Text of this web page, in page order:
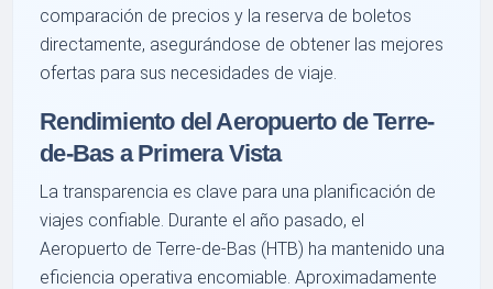
comparación de precios y la reserva de boletos
directamente, asegurándose de obtener las mejores
ofertas para sus necesidades de viaje.
Rendimiento del Aeropuerto de Terre-
de-Bas a Primera Vista
La transparencia es clave para una planificación de
viajes confiable. Durante el año pasado, el
Aeropuerto de Terre-de-Bas (HTB) ha mantenido una
eficiencia operativa encomiable. Aproximadamente